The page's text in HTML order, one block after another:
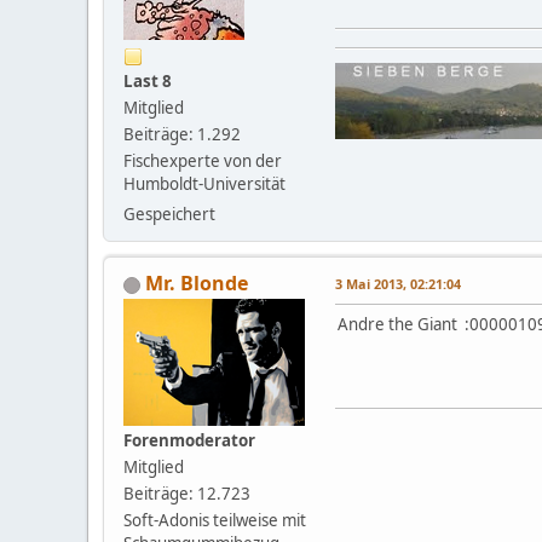
Last 8
Mitglied
Beiträge: 1.292
Fischexperte von der
Humboldt-Universität
Gespeichert
Mr. Blonde
Forenmoderator
Mitglied
Beiträge: 12.723
Soft-Adonis teilweise mit
3 Mai 2013, 02:21:04
Andre the Giant